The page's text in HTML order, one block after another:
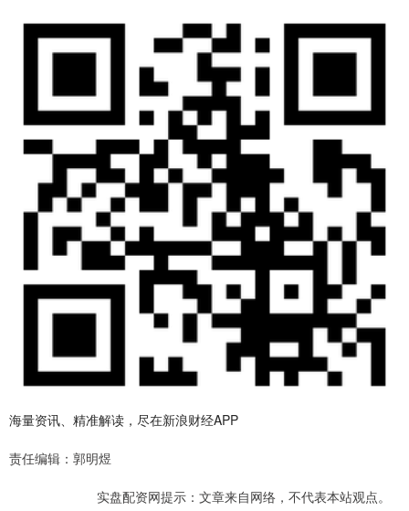
海量资讯、精准解读，尽在新浪财经APP
责任编辑：郭明煜
实盘配资网提示：文章来自网络，不代表本站观点。